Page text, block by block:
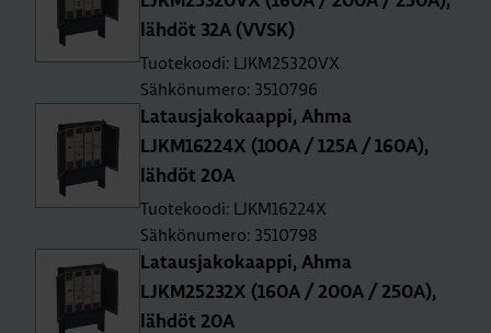
läh­döt 32A (VVSK)
Tuotekoodi: LJKM25320VX
Sähkönumero: 3510796
La­taus­ja­ko­kaap­pi, Ahma
LJKM16224X (100A / 125A / 160A),
läh­döt 20A
Tuotekoodi: LJKM16224X
Sähkönumero: 3510798
La­taus­ja­ko­kaap­pi, Ahma
LJKM25232X (160A / 200A / 250A),
läh­döt 20A